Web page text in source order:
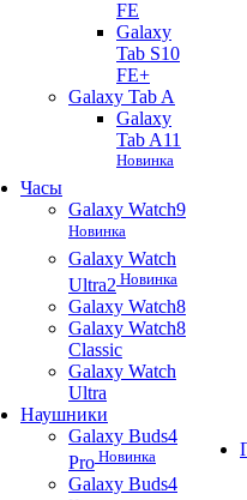
FE
Galaxy
Tab S10
FE+
Galaxy Tab A
Galaxy
Tab A11
Новинка
Часы
Galaxy Watch9
Новинка
Galaxy Watch
Ultra2 Новинка
Galaxy Watch8
Galaxy Watch8
Classic
Galaxy Watch
Ultra
Наушники
Galaxy Buds4
Pro Новинка
Galaxy Buds4